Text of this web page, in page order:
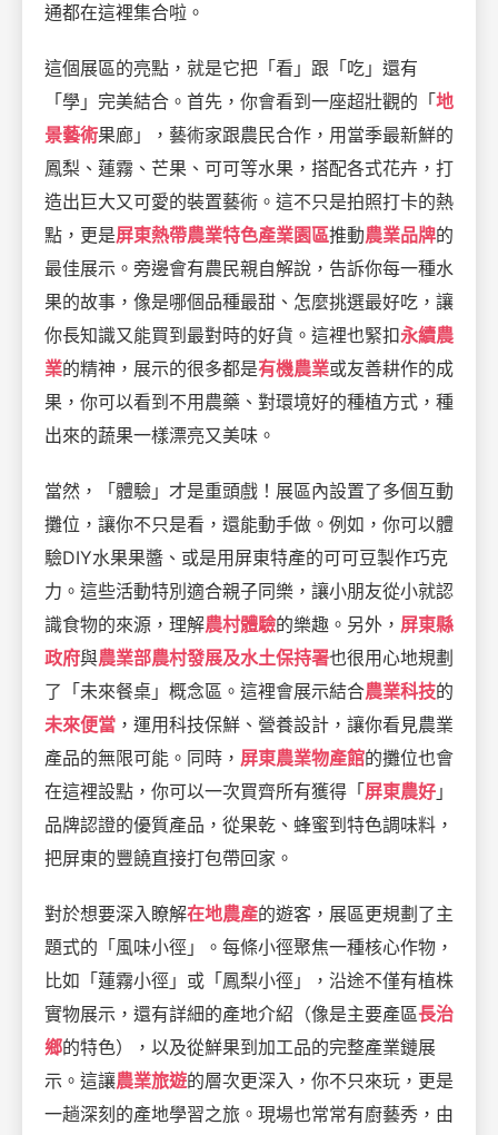
通都在這裡集合啦。
這個展區的亮點，就是它把「看」跟「吃」還有
「學」完美結合。首先，你會看到一座超壯觀的「 地
景藝術果廊」，藝術家跟農民合作，用當季最新鮮的
鳳梨、蓮霧、芒果、可可等水果，搭配各式花卉，打
造出巨大又可愛的裝置藝術。這不只是拍照打卡的熱
點，更是屏東熱帶農業特色產業園區推動農業品牌的
最佳展示。旁邊會有農民親自解說，告訴你每一種水
果的故事，像是哪個品種最甜、怎麼挑選最好吃，讓
你長知識又能買到最對時的好貨。這裡也緊扣永續農
業的精神，展示的很多都是有機農業或友善耕作的成
果，你可以看到不用農藥、對環境好的種植方式，種
出來的蔬果一樣漂亮又美味。
當然，「體驗」才是重頭戲！展區內設置了多個互動
攤位，讓你不只是看，還能動手做。例如，你可以體
驗DIY水果果醬、或是用屏東特產的可可豆製作巧克
力。這些活動特別適合親子同樂，讓小朋友從小就認
識食物的來源，理解農村體驗的樂趣。另外， 屏東縣
政府與農業部農村發展及水土保持署也很用心地規劃
了「未來餐桌」概念區。這裡會展示結合農業科技的
未來便當 ，運用科技保鮮、營養設計，讓你看見農業
產品的無限可能。同時， 屏東農業物產館的攤位也會
在這裡設點，你可以一次買齊所有獲得「 屏東農好 」
品牌認證的優質產品，從果乾、蜂蜜到特色調味料，
把屏東的豐饒直接打包帶回家。
對於想要深入瞭解在地農產的遊客，展區更規劃了主
題式的「風味小徑」。每條小徑聚焦一種核心作物，
比如「蓮霧小徑」或「鳳梨小徑」，沿途不僅有植株
實物展示，還有詳細的產地介紹（像是主要產區長治
鄉的特色），以及從鮮果到加工品的完整產業鏈展
示。這讓農業旅遊的層次更深入，你不只來玩，更是
一趟深刻的產地學習之旅。現場也常常有廚藝秀，由